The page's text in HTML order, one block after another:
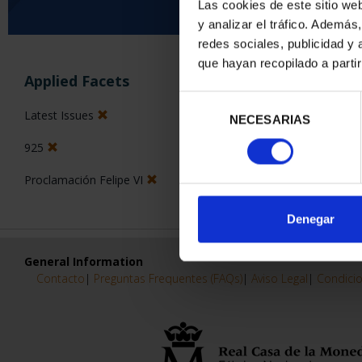
Las cookies de este sitio
y analizar el tráfico.
redes sociales, publicidad y
que hayan recopilado a
consentimiento
NECESARIAS
Denegar
Applied Facets
Latest Issues
925
Proclamación Felipe VI
0 Products found
General Information
Contacto | Preguntas Frequentes (FAQs)| Aviso Legal |